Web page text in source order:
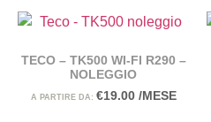
TECO – TK500 WI-FI R290 –
NOLEGGIO
A PARTIRE DA: €19.00 /MESE